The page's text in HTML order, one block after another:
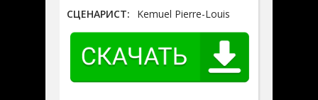
СЦЕНАРИСТ: Kemuel Pierre-Louis